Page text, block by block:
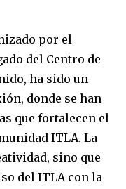
por el
del Centro de
ha sido un
donde se han
que fortalecen el
ITLA. La
sino que
del ITLA con la